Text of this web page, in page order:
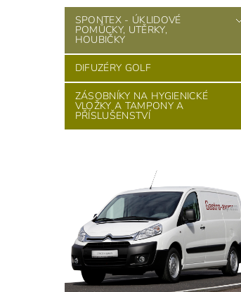
SPONTEX - ÚKLIDOVÉ
POMŮCKY, UTĚRKY,
HOUBIČKY
DIFUZÉRY GOLF
ZÁSOBNÍKY NA HYGIENICKÉ
VLOŽKY A TAMPONY A
PŘÍSLUŠENSTVÍ